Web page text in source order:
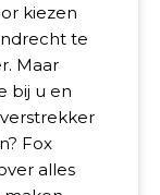
kiezen
te
Maar
bij u en
Fox
alles